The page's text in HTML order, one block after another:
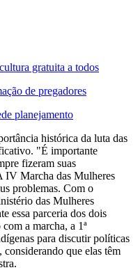
gratuita a todos
de pregadores
planejamento
histórica da luta das
"É importante
fizeram suas
IV Marcha das Mulheres
problemas. Com o
das Mulheres
essa parceria dos dois
a marcha, a 1ª
para discutir políticas
considerando que elas têm